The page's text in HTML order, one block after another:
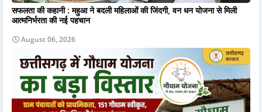
सफलता की कहानी : महुआ ने बदली महिलाओं की जिंदगी, वन धन योजना से मिली
आत्मनिर्भरता की नई पहचान
August 06, 2026